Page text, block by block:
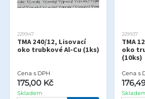
229947
TMA 240/12, Lisovací
oko trubkové Al-Cu (1ks)
Cena s DPH
175,00 Kč
Skladem
229937
TMA
oko
(10ks)
Cena s